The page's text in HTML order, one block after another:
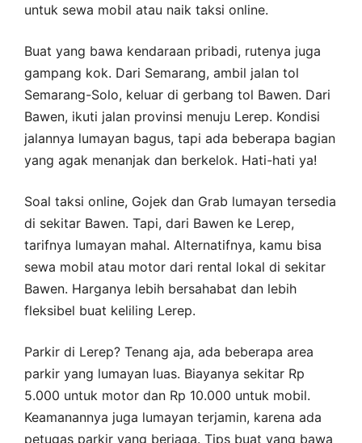
untuk sewa mobil atau naik taksi online.
Buat yang bawa kendaraan pribadi, rutenya juga
gampang kok. Dari Semarang, ambil jalan tol
Semarang-Solo, keluar di gerbang tol Bawen. Dari
Bawen, ikuti jalan provinsi menuju Lerep. Kondisi
jalannya lumayan bagus, tapi ada beberapa bagian
yang agak menanjak dan berkelok. Hati-hati ya!
Soal taksi online, Gojek dan Grab lumayan tersedia
di sekitar Bawen. Tapi, dari Bawen ke Lerep,
tarifnya lumayan mahal. Alternatifnya, kamu bisa
sewa mobil atau motor dari rental lokal di sekitar
Bawen. Harganya lebih bersahabat dan lebih
fleksibel buat keliling Lerep.
Parkir di Lerep? Tenang aja, ada beberapa area
parkir yang lumayan luas. Biayanya sekitar Rp
5.000 untuk motor dan Rp 10.000 untuk mobil.
Keamanannya juga lumayan terjamin, karena ada
petugas parkir yang berjaga. Tips buat yang bawa